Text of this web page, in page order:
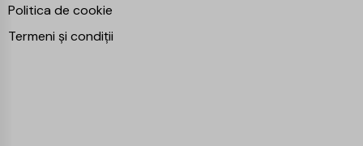
Politica de cookie
Termeni și condiții